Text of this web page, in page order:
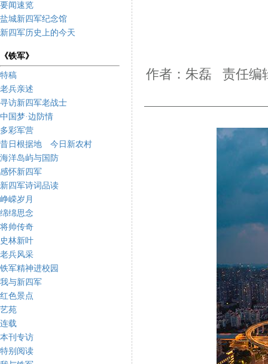
要闻速览
盐城新四军纪念馆
新四军历史上的今天
《铁军》
特稿
老兵亲述
寻访新四军老战士
中国梦·边防情
多彩军营
昔日根据地 今日新农村
海洋岛屿与国防
感怀新四军
新四军诗词品读
峥嵘岁月
绵绵思念
将帅传奇
史林新叶
老兵风采
铁军精神进校园
我与新四军
红色景点
艺苑
连载
本刊专访
特别阅读
作者：朱磊 责任编